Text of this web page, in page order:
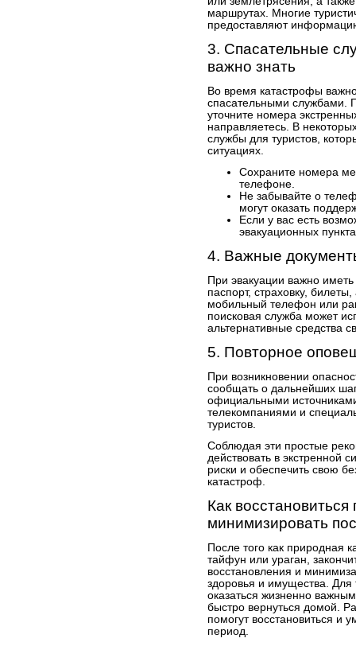
маршрутах. Многие
предоставляют
3. Спасательные
важно знать
Во время катастрофы
спасательными службами.
уточните номера
направляетесь. В
службы для туристов,
ситуациях.
Сохраните номера
телефоне.
Не забывайте о
могут оказать
Если у вас есть
эвакуационных
4. Важные
При эвакуации важно
паспорт, страховку,
мобильный телефон или
поисковая служба может
альтернативные средства
5. Повторное
При возникновении
сообщать о дальнейших
официальными
телекомпаниями и
туристов.
Соблюдая эти простые
действовать в экстренной
риски и обеспечить свою
катастроф.
Как
минимизировать
После того как природная
тайфун или ураган,
восстановления и
здоровья и имущества. Для
оказаться жизненно
быстро вернуться домой.
помогут восстановиться и
период.